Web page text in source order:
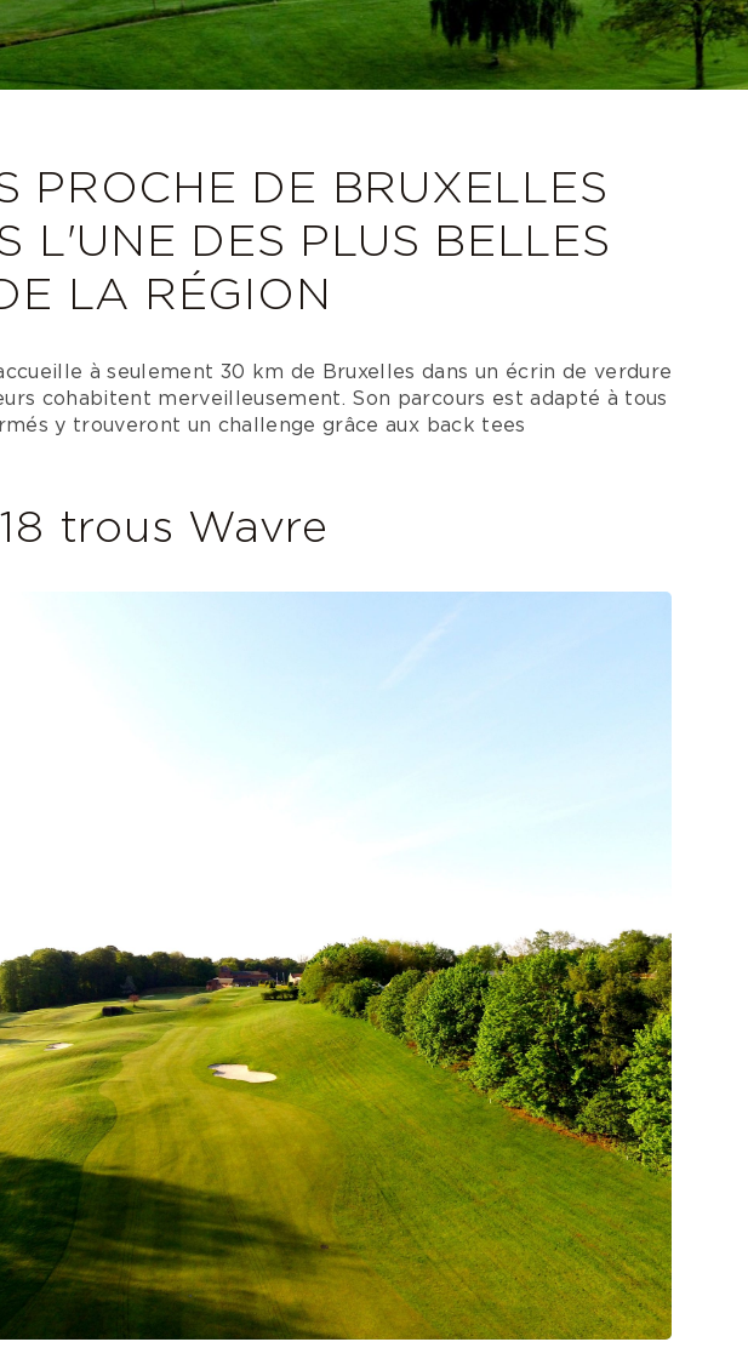
PROCHE DE BRUXELLES
L'UNE DES PLUS BELLES
LA RÉGION
à seulement 30 km de Bruxelles dans un écrin de verdure
cohabitent merveilleusement. Son parcours est adapté à tous
y trouveront un challenge grâce aux back tees
trous Wavre